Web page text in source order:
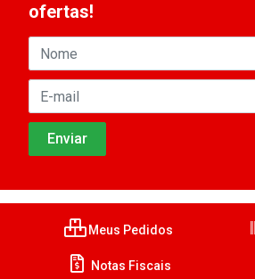
ofertas!
Meus Pedidos
Notas Fiscais